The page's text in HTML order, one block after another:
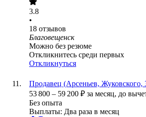
3.8
•
18 отзывов
Благовещенск
Можно без резюме
Откликнитесь среди первых
Откликнуться
Продавец (Арсеньев, Жуковского,
53 800 – 59 200 ₽ за месяц, до
Без опыта
Выплаты: Два раза в месяц